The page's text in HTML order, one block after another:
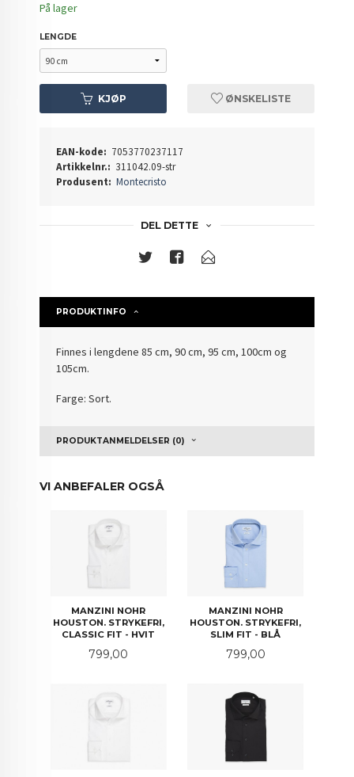
På lager
LENGDE
KJØP ØNSKELISTE
EAN-kode: 7053770237117
Artikkelnr.: 311042.09-str
Produsent: Montecristo
DEL DETTE
PRODUKTINFO
Finnes i lengdene 85 cm, 90 cm, 95 cm, 100cm og
105cm.
Farge: Sort.
PRODUKTANMELDELSER (0)
VI ANBEFALER OGSÅ
MANZINI NOHR
HOUSTON. STRYKEFRI,
CLASSIC FIT - HVIT
Pris
799,00
MANZINI NOHR
HOUSTON. STRYKEFRI,
SLIM FIT - BLÅ
Pris
799,00